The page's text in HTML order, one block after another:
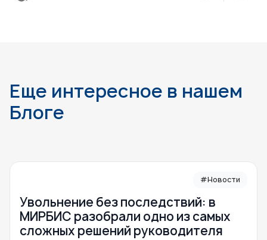
Еще интересное в нашем
Блоге
#Новости
Увольнение без последствий: в
МИРБИС разобрали одно из самых
сложных решений руководителя